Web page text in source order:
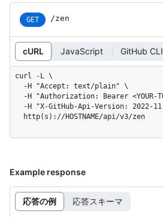
GET /zen
cURL JavaScript GitHub CLI
curl -L \
  http(s)://HOSTNAME/api/v3/zen
Example response
応答の例 応答スキーマ